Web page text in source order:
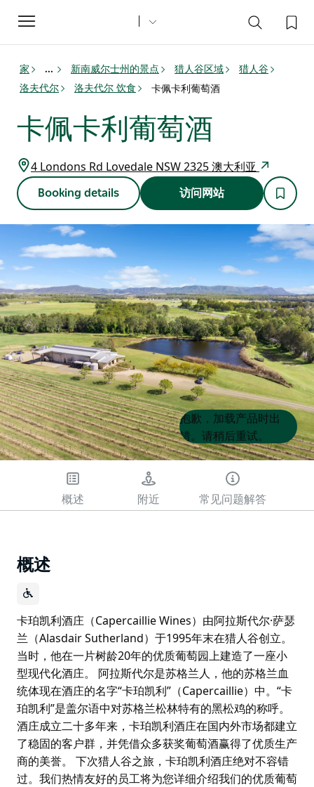
Toggle
navigation
家 ... 新南威尔士州的景点 猎人谷区域
猎人谷
洛夫代尔
洛夫代尔 饮食 卡佩卡利葡萄酒
卡佩卡利葡萄酒
4 Londons Rd Lovedale NSW 2325 澳大利亚
Booking details 访问网站
Product
List
Product
List
抱歉，加载产品时出
错。请稍后重试。
概述 附近 常见问题解答
概述
卡珀凯利酒庄（Capercaillie Wines）由阿拉斯代尔·萨瑟
兰（Alasdair Sutherland）于1995年末在猎人谷创立。
当时，他在一片树龄20年的优质葡萄园上建造了一座小
型现代化酒庄。 阿拉斯代尔是苏格兰人，他的苏格兰血
统体现在酒庄的名字“卡珀凯利”（Capercaillie）中。“卡
珀凯利”是盖尔语中对苏格兰松林特有的黑松鸡的称呼。
酒庄成立二十多年来，卡珀凯利酒庄在国内外市场都建立
了稳固的客户群，并凭借众多获奖葡萄酒赢得了优质生产
商的美誉。 下次猎人谷之旅，卡珀凯利酒庄绝对不容错
过。我们热情友好的员工将为您详细介绍我们的优质葡萄